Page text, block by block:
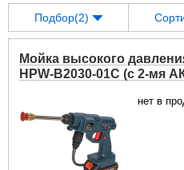
Подбор(2)
Мойка высокого
HPW-B2030-01C (с 2-мя
нет в